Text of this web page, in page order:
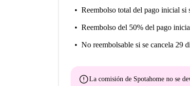
Reembolso total del pago inicial si
Reembolso del 50% del pago
No reembolsable si se cancela 29
errorLa comisión de Spotahome no se